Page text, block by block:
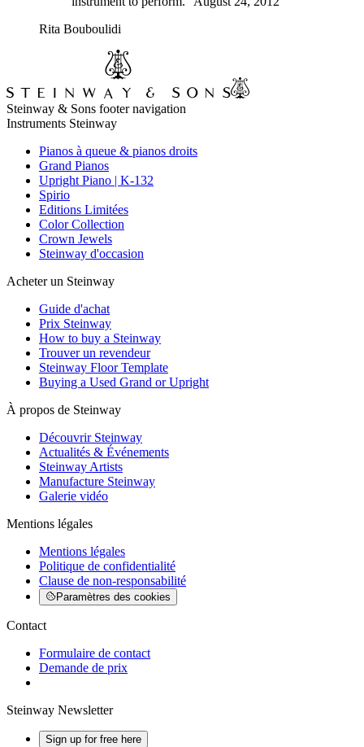
Rita Bouboulidi
Steinway & Sons footer navigation
Instruments Steinway
Pianos à queue & pianos droits
Grand Pianos
Upright Piano | K-132
Spirio
Editions Limitées
Color Collection
Crown Jewels
Steinway d'occasion
Acheter un Steinway
Guide d'achat
Prix Steinway
How to buy a Steinway
Trouver un revendeur
Steinway Floor Template
Buying a Used Grand or Upright
À propos de Steinway
Découvrir Steinway
Actualités & Événements
Steinway Artists
Manufacture Steinway
Galerie vidéo
Mentions légales
Mentions légales
Politique de confidentialité
Clause de non-responsabilité
Paramètres des cookies
Contact
Formulaire de contact
Demande de prix
Steinway Newsletter
Sign up for free here